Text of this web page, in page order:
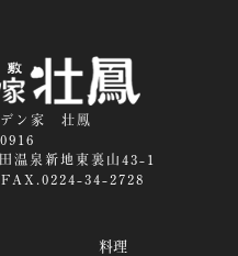
ン家 壮鳳
温泉新地東裏山43-1
34-2728
料理